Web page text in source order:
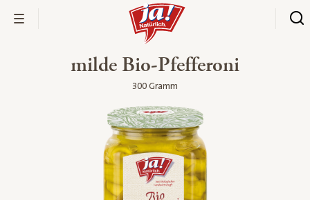
milde Bio-Pfefferoni
300 Gramm